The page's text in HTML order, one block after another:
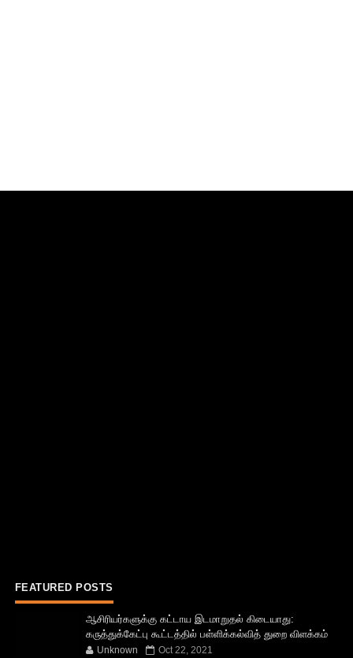
FEATURED POSTS
ஆசிரியர்களுக்கு கட்டாய இடமாறுதல் கிடையாது:
கருத்துக்கேட்பு கூட்டத்தில் பள்ளிக்கல்வித் துறை விளக்கம்
Unknown Oct 22, 2021